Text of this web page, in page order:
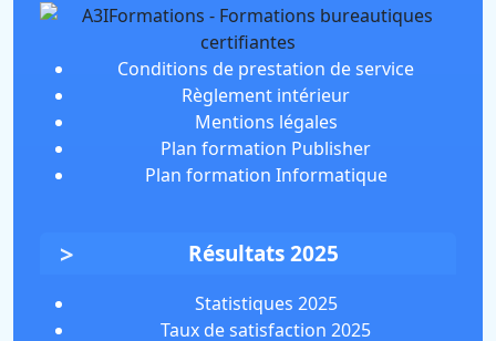
Conditions de prestation de service
Règlement intérieur
Mentions légales
Plan formation Publisher
Plan formation Informatique
Résultats 2025
Statistiques 2025
Taux de satisfaction 2025